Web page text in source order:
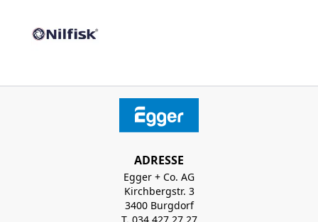
ADRESSE
Egger + Co. AG
Kirchbergstr. 3
3400 Burgdorf